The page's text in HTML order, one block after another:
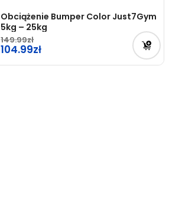
Obciążenie Bumper Color Just7Gym
5kg – 25kg
149.99
104.99